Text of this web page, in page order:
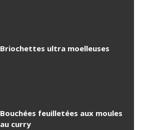
Briochettes ultra moelleuses
Bouchées feuilletées aux moules
au curry